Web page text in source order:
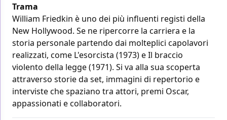
Trama
William Friedkin è uno dei più influenti registi della
New Hollywood. Se ne ripercorre la carriera e la
storia personale partendo dai molteplici capolavori
realizzati, come L'esorcista (1973) e Il braccio
violento della legge (1971). Si va alla sua scoperta
attraverso storie da set, immagini di repertorio e
interviste che spaziano tra attori, premi Oscar,
appassionati e collaboratori.